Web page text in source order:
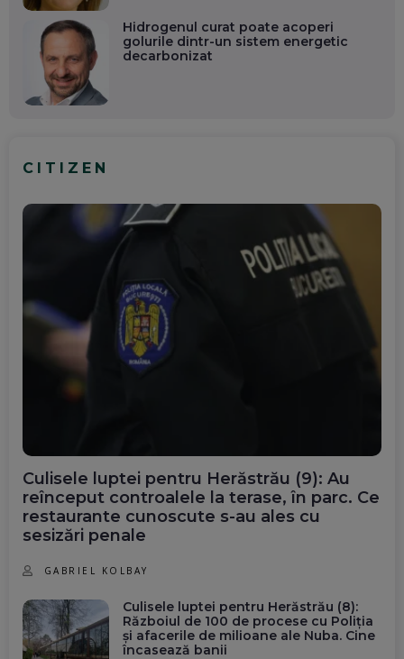
Hidrogenul curat poate acoperi
golurile dintr-un sistem energetic
decarbonizat
CITIZEN
Culisele luptei pentru Herăstrău (9): Au
reînceput controalele la terase, în parc. Ce
restaurante cunoscute s-au ales cu
sesizări penale
GABRIEL KOLBAY
Culisele luptei pentru Herăstrău (8):
Războiul de 100 de procese cu Poliția
și afacerile de milioane ale Nuba. Cine
încasează banii